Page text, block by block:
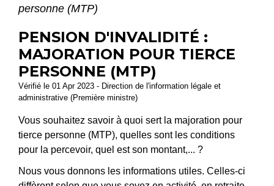
personne (MTP)
PENSION D'INVALIDITÉ :
MAJORATION POUR TIERCE
PERSONNE (MTP)
Vérifié le 01 Apr 2023 - Direction de l'information légale et
administrative (Première ministre)
Vous souhaitez savoir à quoi sert la majoration pour
tierce personne (MTP), quelles sont les conditions
pour la percevoir, quel est son montant,... ?
Nous vous donnons les informations utiles. Celles-ci